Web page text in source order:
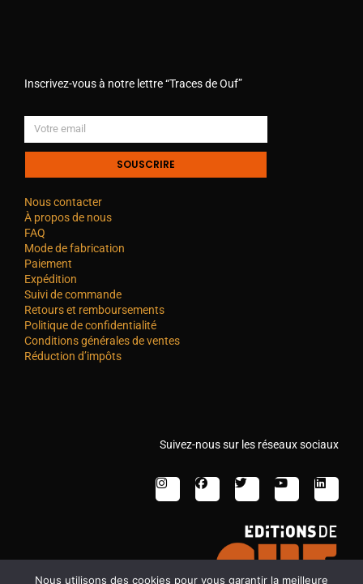
Inscrivez-vous à notre lettre “Traces de Ouf”
SOUSCRIRE
Nous contacter
À propos de nous
FAQ
Mode de fabrication
Paiement
Expédition
Suivi de commande
Retours et remboursements
Politique de confidentialité
Conditions générales de ventes
Réduction d’impôts
Suivez-nous sur les réseaux sociaux
Nous utilisons des cookies pour vous garantir la meilleure